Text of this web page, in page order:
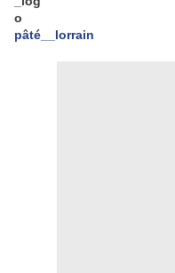
pâté__lorrain